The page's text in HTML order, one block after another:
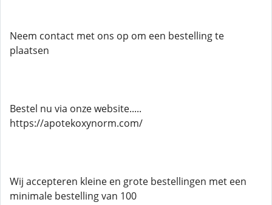
Neem contact met ons op om een ​​bestelling te
plaatsen
Bestel nu via onze website.....
https://apotekoxynorm.com/
Wij accepteren kleine en grote bestellingen met een
minimale bestelling van 100